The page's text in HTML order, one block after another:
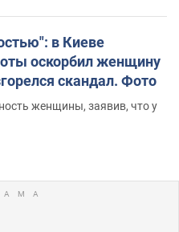
в Киеве
оскорбил женщину
скандал. Фото
женщины, заявив, что у